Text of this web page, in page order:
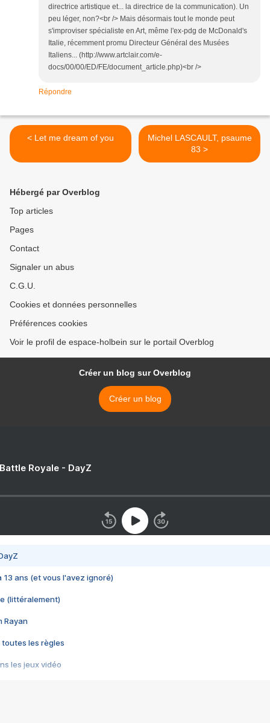
directrice artistique et... la directrice de la communication). Un
peu léger, non?<br /> Mais désormais tout le monde peut
s'improviser spécialiste en Art, même l'ex-pdg de McDonald's
Italie, récemment promu Directeur Général des Musées
Italiens... (http://www.artclair.com/e-
docs/00/00/ED/FE/document_article.php)<br />
Répondre
< Let me dream of you
Michel LASCAULT, psaume
83 >
Hébergé par Overblog
Top articles
Pages
Contact
Signaler un abus
C.G.U.
Cookies et données personnelles
Préférences cookies
Voir le profil de espace-holbein sur le portail Overblog
Créer un blog sur Overblog
Créer un blog
Royale - DayZ
13 ans (et vous l'avez ignoré)
(littéralement)
Rayan
toutes les règles
les jeux vidéo